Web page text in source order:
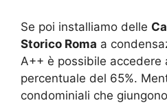
Se poi installiamo delle
Storico Roma a
A++ è possibile accedere
percentuale del 65%.
condominiali che